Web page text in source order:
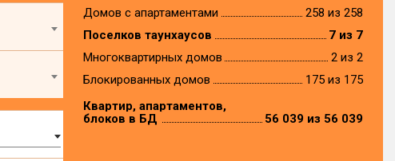
Домов с апартаментами
258 из 258
Поселков таунхаусов
7 из 7
Многоквартирных домов
2 из 2
Блокированных домов
175 из 175
Квартир, апартаментов,
блоков в БД
56 039 из 56 039